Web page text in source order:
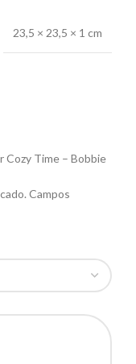
23,5 × 23,5 × 1 cm
Cozy Time – Bobbie
Campos